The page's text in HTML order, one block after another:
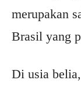
merupakan
Brasil yang
Di usia